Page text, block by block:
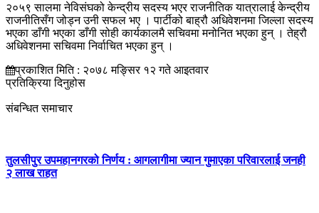
२०५९ सालमा नेविसंघको केन्द्रीय सदस्य भएर राजनीतिक यात्रालाई केन्द्रीय
राजनीतिसँग जोड्न उनी सफल भए । पार्टीको बाह्रौ अधिवेशनमा जिल्ला सदस्य
भएका डाँगी भएका डाँगी सोही कार्यकालमै सचिवमा मनोनित भएका हुन् । तेह्रौ
अधिवेशनमा सचिवमा निर्वाचित भएका हुन् ।
प्रकाशित मिति : २०७८ मङ्सिर १२ गते आइतवार
प्रतिक्रिया दिनुहोस
संबन्धित समाचार
तुलसीपुर उपमहानगरको निर्णय : आगलागीमा ज्यान गुमाएका परिवारलाई जनही
२ लाख राहत